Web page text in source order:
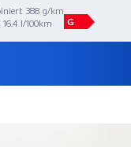
388 g/km
l/100km
G